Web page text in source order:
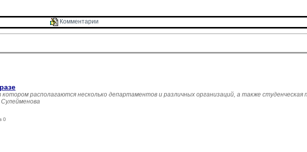
Комментарии
котором располагаются несколько департаментов и различных организаций, а также студенческая
0